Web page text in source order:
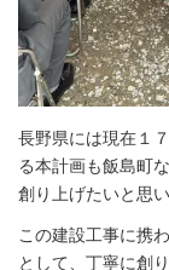
長野県には現在１
る本計画も飯島町
創り上げたいと思い
この建設工事に携
として、丁寧に創